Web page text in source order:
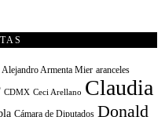
Alejandro Armenta Mier aranceles
CDMX Ceci Arellano Claudia
Cámara de Diputados Donald